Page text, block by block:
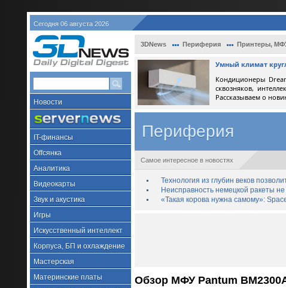
Сегодня 06 августа 2026
Новости
IT-финансы
Offсянка
Аналитика
Видеокарты
Звук и акустика
Игры
Искусственный интеллект
Корпуса, БП и охлаждение
Мастерская
Материнские платы
3DNews Периферия Принтеры,
Умный климат
Кондиционеры
сквозняков,
Рассказываем о
Периферия
Самое интересное в новостях
Технология из глубин веков
Неисправность немецкой ракеты
«Такая корова нужна самому»:
Обзор МФУ Pantum